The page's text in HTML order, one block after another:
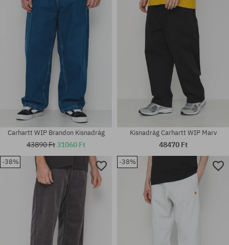
S; M; L; XL
34X32
Elérhető méretek:
S; M; L; XL
Elérhető méretek:
S; M; L; XL
Carhartt WIP Brandon Kisnadrág
43890 Ft31060 Ft
Kisnadrág Carhartt WIP Marv
48470 Ft
-38% -38%